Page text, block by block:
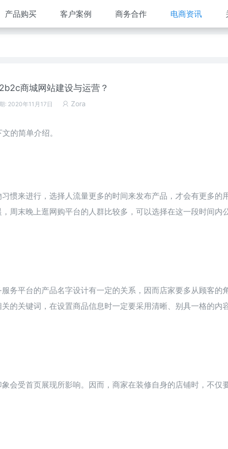
产品购买 客户案例 商务合作 电商资讯
商城网站建设与运营？
: 2020年11月17日 Zora
的简单介绍。
惯来进行，选择人流量更多的时间来发布产品，才会有更多的
周末晚上逛网购平台的人群比较多，可以选择在这一段时间内
务平台的产品名字设计有一定的关系，因而店家要多从顾客的
的关键词，在设置商品信息时一定要采用清晰、别具一格的内
会受首页展现所影响。因而，商家在装修自身的店铺时，不仅